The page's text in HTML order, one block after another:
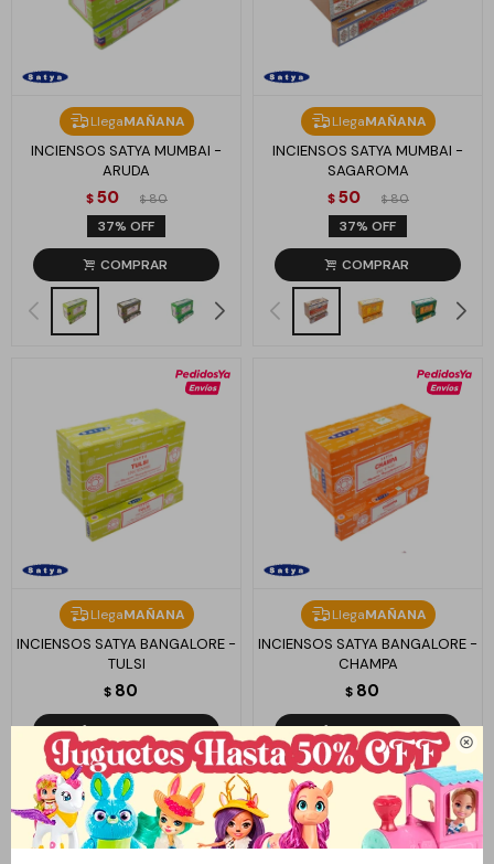

LlegaMAÑANA
INCIENSOS SATYA MUMBAI -
ARUDA
$ 50 $ 80
37
LlegaMAÑANA
INCIENSOS SATYA MUMBAI -
SAGAROMA
$ 50 $ 80
37
LlegaMAÑANA
INCIENSOS SATYA BANGALORE -
TULSI
$ 80
LlegaMAÑANA
INCIENSOS SATYA BANGALORE -
CHAMPA
$ 80